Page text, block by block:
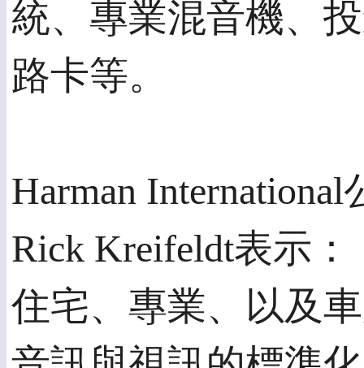
統、專業混音機、
路卡等。
Harman
Rick Kreifeldt表示
住宅、專業、以及